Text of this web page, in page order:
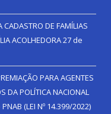
DE FAMÍLIAS
ACOLHEDORA27 de
PARA AGENTES
DA POLÍTICA NACIONAL
(LEI Nº 14.399/2022)